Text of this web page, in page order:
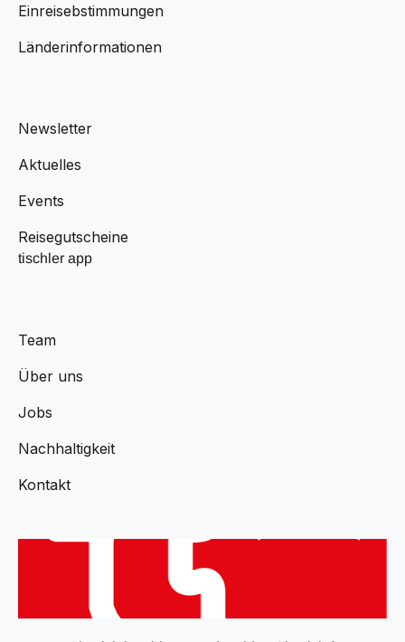
Einreisebstimmungen
Länderinformationen
Newsletter
Aktuelles
Events
Reisegutscheine
tischler app
Team
Über uns
Jobs
Nachhaltigkeit
Kontakt